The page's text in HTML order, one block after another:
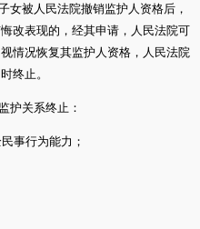
被人民法院撤销监护人资格后，
改表现的，经其申请，人民法院可
情况恢复其监护人资格，人民法院
终止。
护关系终止：
事行为能力；